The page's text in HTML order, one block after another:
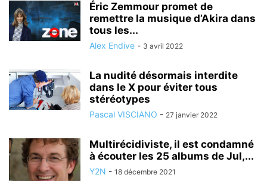
Éric Zemmour promet de
remettre la musique d’Akira dans
tous les...
Alex Endive - 3 avril 2022
La nudité désormais interdite
dans le X pour éviter tous
stéréotypes
Pascal VISCIANO - 27 janvier 2022
Multirécidiviste, il est condamné
à écouter les 25 albums de Jul,...
Y2N - 18 décembre 2021